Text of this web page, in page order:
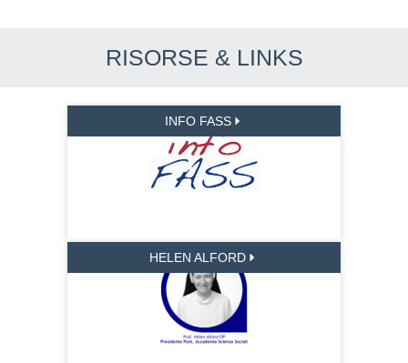
RISORSE & LINKS
INFO FASS
HELEN ALFORD